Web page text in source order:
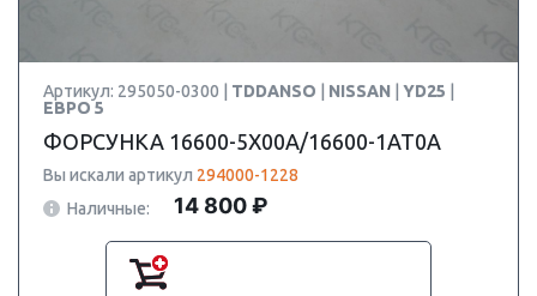
Артикул: 295050-0300 | TDDANSO NISSAN YD25
ЕВРО 5
ФОРСУНКА 16600-5X00A/16600-1AT0A
Вы искали артикул 294000-1228
Наличные:
14 800 ₽